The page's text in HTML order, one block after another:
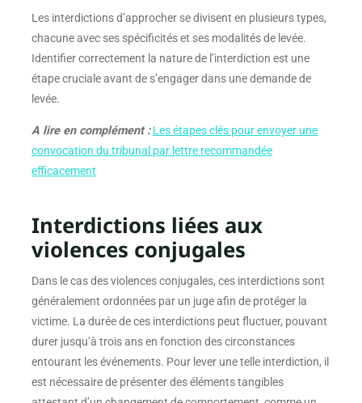
Les interdictions d’approcher se divisent en plusieurs types,
chacune avec ses spécificités et ses modalités de levée.
Identifier correctement la nature de l’interdiction est une
étape cruciale avant de s’engager dans une demande de
levée.
A lire en complément : Les étapes clés pour envoyer une
convocation du tribunal par lettre recommandée
efficacement
Interdictions liées aux
violences conjugales
Dans le cas des violences conjugales, ces interdictions sont
généralement ordonnées par un juge afin de protéger la
victime. La durée de ces interdictions peut fluctuer, pouvant
durer jusqu’à trois ans en fonction des circonstances
entourant les événements. Pour lever une telle interdiction, il
est nécessaire de présenter des éléments tangibles